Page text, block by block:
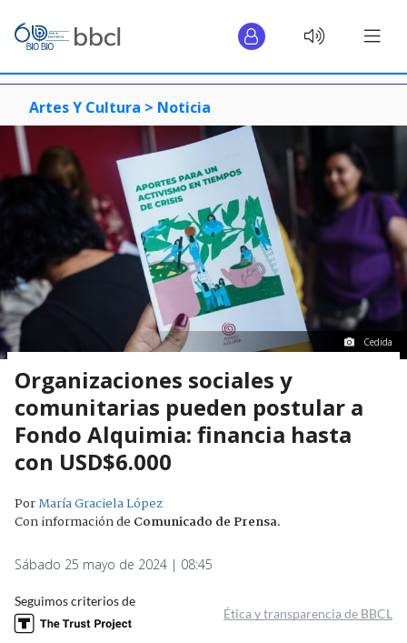
Artes Y Cultura > Noticia
Cedida
Organizaciones sociales y
comunitarias pueden postular a
Fondo Alquimia: financia hasta
con USD$6.000
PorMaría Graciela López
Con información de Comunicado de Prensa.
Sábado 25 mayo de 2024 | 08:45
Seguimos criterios de
Ética y transparencia de BBCL